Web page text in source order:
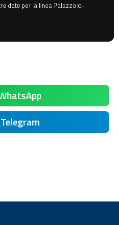
date per la linea Palazzolo-
Telegram